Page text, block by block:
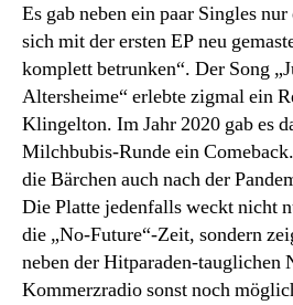
Es gab neben ein paar Singles
sich mit der ersten EP neu
komplett betrunken“. Der Song
Altersheime“ erlebte zigmal ein
Klingelton. Im Jahr 2020 gab es
Milchbubis-Runde ein
die Bärchen auch nach der
Die Platte jedenfalls weckt nicht
die „No-Future“-Zeit, sondern
neben der Hitparaden-tauglichen
Kommerzradio sonst noch